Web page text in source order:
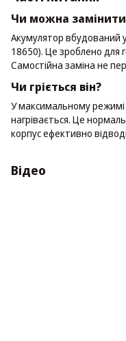
Чи можна
Акумулятор вбудований
18650). Це зроблено для
Самостійна заміна не
Чи гріється він?
У максимальному режимі
нагрівається. Це
корпус ефективно
Відео